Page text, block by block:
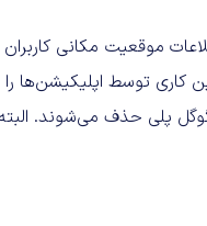
موقعیت مکانی
کاری توسط اپلیکیشن‌ها
پلی حذف می‌شوند.